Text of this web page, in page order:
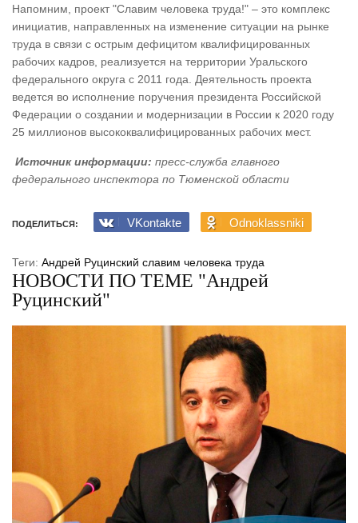
Напомним, проект "Славим человека труда!" – это комплекс
инициатив, направленных на изменение ситуации на рынке
труда в связи с острым дефицитом квалифицированных
рабочих кадров, реализуется на территории Уральского
федерального округа с 2011 года. Деятельность проекта
ведется во исполнение поручения президента Российской
Федерации о создании и модернизации в России к 2020 году
25 миллионов высококвалифицированных рабочих мест.
Источник информации: пресс-служба главного
федерального инспектора по Тюменской области
ПОДЕЛИТЬСЯ: VKontakte Odnoklassniki
Теги: Андрей Руцинский славим человека труда
НОВОСТИ ПО ТЕМЕ "Андрей
Руцинский"